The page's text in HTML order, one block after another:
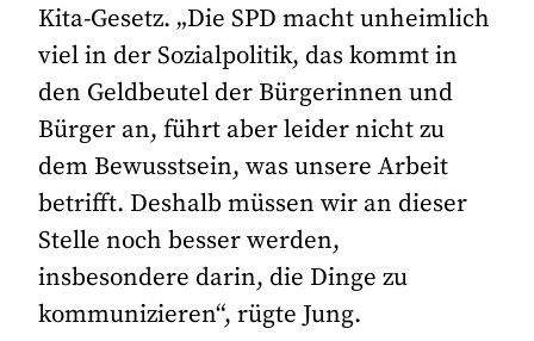
Kita-Gesetz. „Die SPD macht unheimlich
viel in der Sozialpolitik, das kommt in
den Geldbeutel der Bürgerinnen und
Bürger an, führt aber leider nicht zu
dem Bewusstsein, was unsere Arbeit
betrifft. Deshalb müssen wir an dieser
Stelle noch besser werden,
insbesondere darin, die Dinge zu
kommunizieren“, rügte Jung.